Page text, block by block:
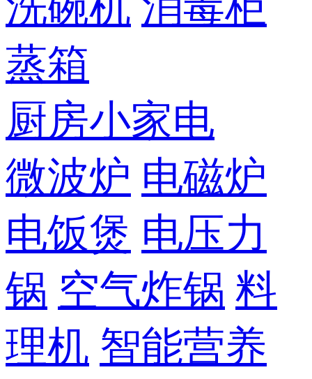
蒸箱
厨房小家电
微波炉 电磁炉
电饭煲 电压力
锅 空气炸锅 料
理机 智能营养